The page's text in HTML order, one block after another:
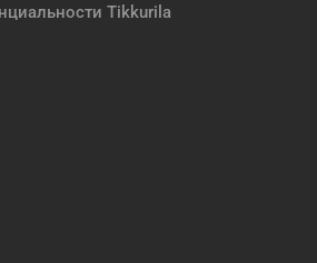
Tikkurila